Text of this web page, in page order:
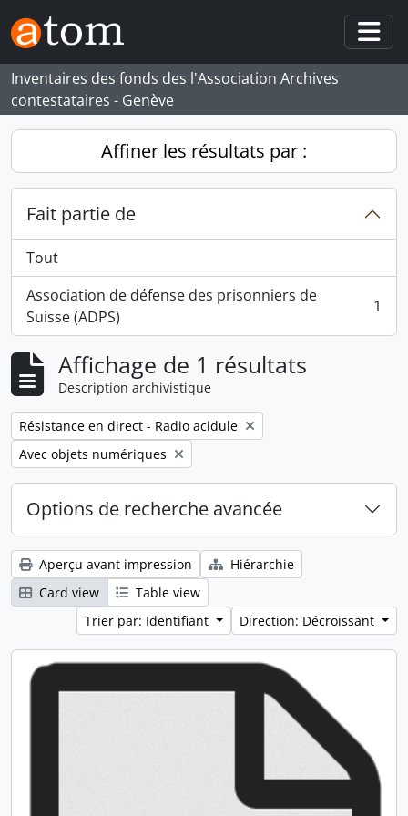
Skip to main content
Inventaires des fonds des l'Association Archives
contestataires - Genève
Affiner les résultats par :
Fait partie de
Tout
Association de défense des prisonniers de
Suisse (ADPS)
, 1 résultats 1
Affichage de 1 résultats
Description archivistique
Remove filter:
Résistance en direct - Radio acidule
Remove filter:
Avec objets numériques
Options de recherche avancée
Aperçu avant impression
Hiérarchie
Card view
Table view
Trier par: Identifiant
Direction: Décroissant